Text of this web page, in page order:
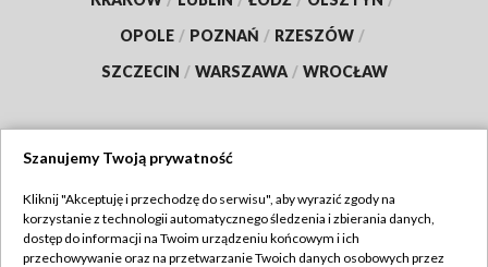
OPOLE / POZNAŃ / RZESZÓW /
SZCZECIN / WARSZAWA / WROCŁAW
TVP
Abonament TVP
Szanujemy Twoją prywatność
Kliknij "Akceptuję i przechodzę do serwisu", aby wyrazić zgody na
korzystanie z technologii automatycznego śledzenia i zbierania danych,
dostęp do informacji na Twoim urządzeniu końcowym i ich
przechowywanie oraz na przetwarzanie Twoich danych osobowych przez